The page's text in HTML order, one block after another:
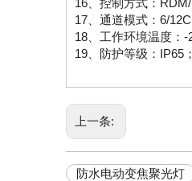
16、控制方式：
17、通道模式：6/
18、工作环境温度：
19、防护等级：IP65；
上一条:
防水电动变焦聚光灯